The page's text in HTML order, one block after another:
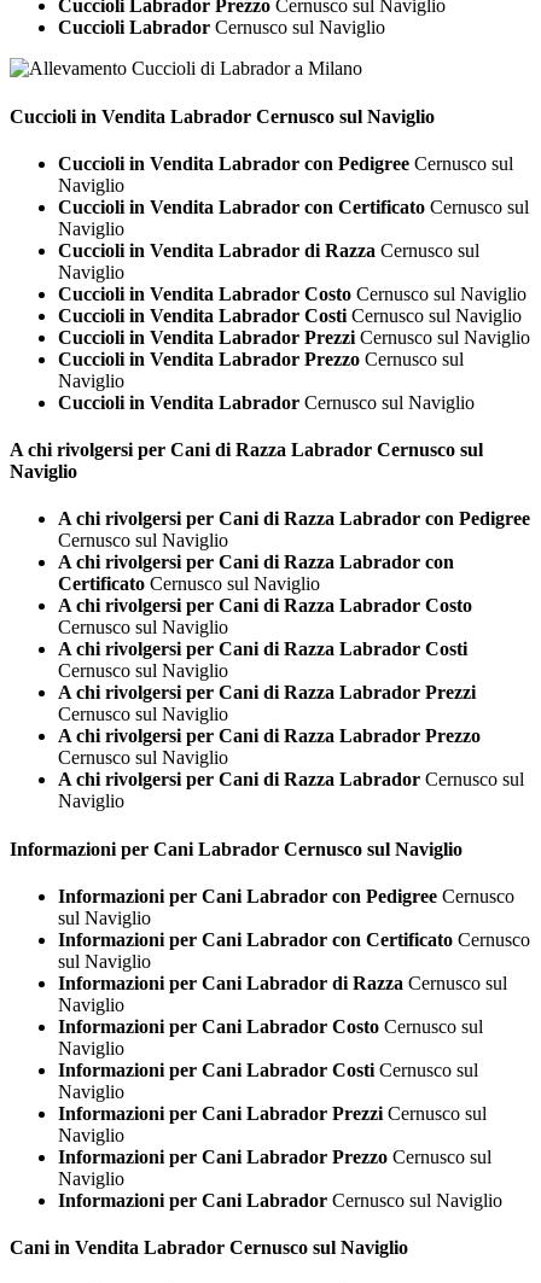
Cuccioli Labrador Prezzo Cernusco sul Naviglio
Cuccioli Labrador Cernusco sul Naviglio
Cuccioli in Vendita Labrador Cernusco sul Naviglio
Cuccioli in Vendita Labrador con Pedigree Cernusco sul
Naviglio
Cuccioli in Vendita Labrador con Certificato Cernusco sul
Naviglio
Cuccioli in Vendita Labrador di Razza Cernusco sul
Naviglio
Cuccioli in Vendita Labrador Costo Cernusco sul Naviglio
Cuccioli in Vendita Labrador Costi Cernusco sul Naviglio
Cuccioli in Vendita Labrador Prezzi Cernusco sul Naviglio
Cuccioli in Vendita Labrador Prezzo Cernusco sul
Naviglio
Cuccioli in Vendita Labrador Cernusco sul Naviglio
A chi rivolgersi per Cani di Razza Labrador Cernusco sul
Naviglio
A chi rivolgersi per Cani di Razza Labrador con Pedigree
Cernusco sul Naviglio
A chi rivolgersi per Cani di Razza Labrador con
Certificato Cernusco sul Naviglio
A chi rivolgersi per Cani di Razza Labrador Costo
Cernusco sul Naviglio
A chi rivolgersi per Cani di Razza Labrador Costi
Cernusco sul Naviglio
A chi rivolgersi per Cani di Razza Labrador Prezzi
Cernusco sul Naviglio
A chi rivolgersi per Cani di Razza Labrador Prezzo
Cernusco sul Naviglio
A chi rivolgersi per Cani di Razza Labrador Cernusco sul
Naviglio
Informazioni per Cani Labrador Cernusco sul Naviglio
Informazioni per Cani Labrador con Pedigree Cernusco
sul Naviglio
Informazioni per Cani Labrador con Certificato Cernusco
sul Naviglio
Informazioni per Cani Labrador di Razza Cernusco sul
Naviglio
Informazioni per Cani Labrador Costo Cernusco sul
Naviglio
Informazioni per Cani Labrador Costi Cernusco sul
Naviglio
Informazioni per Cani Labrador Prezzi Cernusco sul
Naviglio
Informazioni per Cani Labrador Prezzo Cernusco sul
Naviglio
Informazioni per Cani Labrador Cernusco sul Naviglio
Cani in Vendita Labrador Cernusco sul Naviglio